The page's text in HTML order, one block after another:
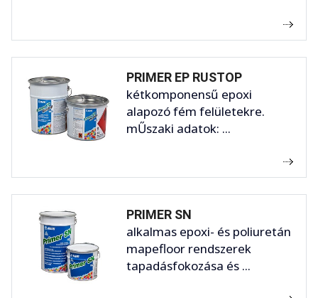
PRIMER EP RUSTOP
kétkomponensű epoxi
alapozó fém felületekre.
mŰszaki adatok: ...
PRIMER SN
alkalmas epoxi- és poliuretán
mapefloor rendszerek
tapadásfokozása és ...